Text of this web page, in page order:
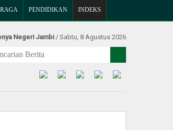
PENDIDIKAN INDEKS
Negeri Jambi/ Sabtu, 8 Agustus 2026